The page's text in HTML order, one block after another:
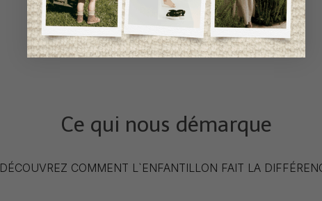
Ce qui nous démarque
DÉCOUVREZ COMMENT L`ENFANTILLON FAIT LA